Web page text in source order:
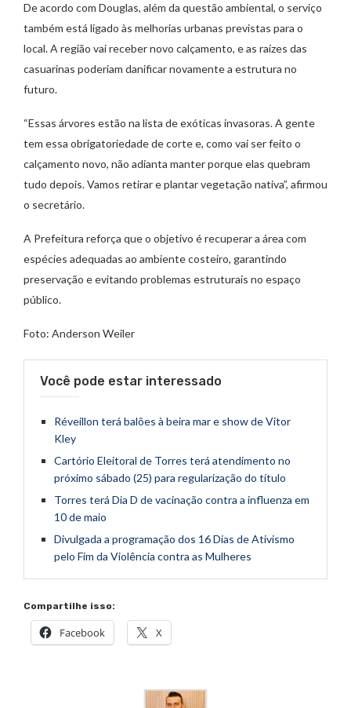
De acordo com Douglas, além da questão ambiental, o serviço
também está ligado às melhorias urbanas previstas para o
local. A região vai receber novo calçamento, e as raízes das
casuarinas poderiam danificar novamente a estrutura no
futuro.
“Essas árvores estão na lista de exóticas invasoras. A gente
tem essa obrigatoriedade de corte e, como vai ser feito o
calçamento novo, não adianta manter porque elas quebram
tudo depois. Vamos retirar e plantar vegetação nativa”, afirmou
o secretário.
A Prefeitura reforça que o objetivo é recuperar a área com
espécies adequadas ao ambiente costeiro, garantindo
preservação e evitando problemas estruturais no espaço
público.
Foto: Anderson Weiler
Você pode estar interessado
Réveillon terá balões à beira mar e show de Vitor
Kley
Cartório Eleitoral de Torres terá atendimento no
próximo sábado (25) para regularização do título
Torres terá Dia D de vacinação contra a influenza em
10 de maio
Divulgada a programação dos 16 Dias de Ativismo
pelo Fim da Violência contra as Mulheres
Compartilhe isso:
Facebook X